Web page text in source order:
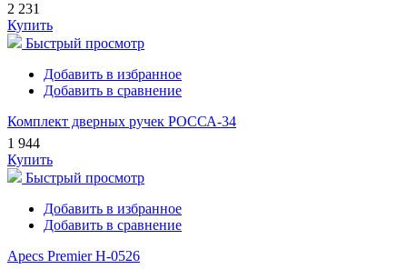
2 231
Купить
Быстрый просмотр
Добавить в избранное
Добавить в сравнение
Комплект дверных ручек РОССА-34
1 944
Купить
Быстрый просмотр
Добавить в избранное
Добавить в сравнение
Apecs Premier H-0526